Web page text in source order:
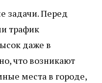
задачи. Перед
трафик
даже в
что возникают
места в городе,